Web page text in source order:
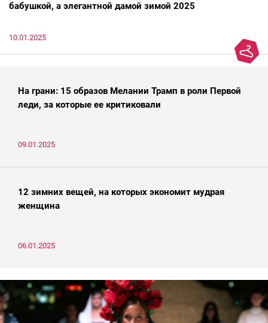
бабушкой, а элегантной дамой зимой 2025
10.01.2025
На грани: 15 образов Мелании Трамп в роли Первой
леди, за которые ее критиковали
09.01.2025
12 зимних вещей, на которых экономит мудрая
женщина
06.01.2025